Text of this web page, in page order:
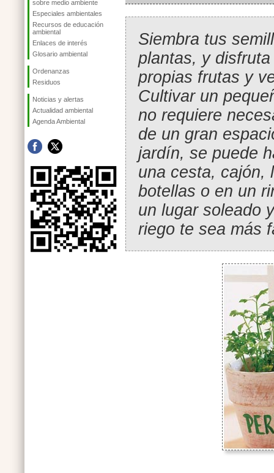
sobre medio ambiente
Especiales ambientales
Recursos de educación
ambiental
Enlaces de interés
Glosario ambiental
Ordenanzas
Residuos
Noticias y alertas
Actualidad ambiental
Agenda Ambiental
Siembra tus
plantas, y
propias frutas y
Cultivar un
no requiere
de un gran
jardín, se puede
una cesta, cajón,
botellas o en un
un lugar soleado
riego te sea más